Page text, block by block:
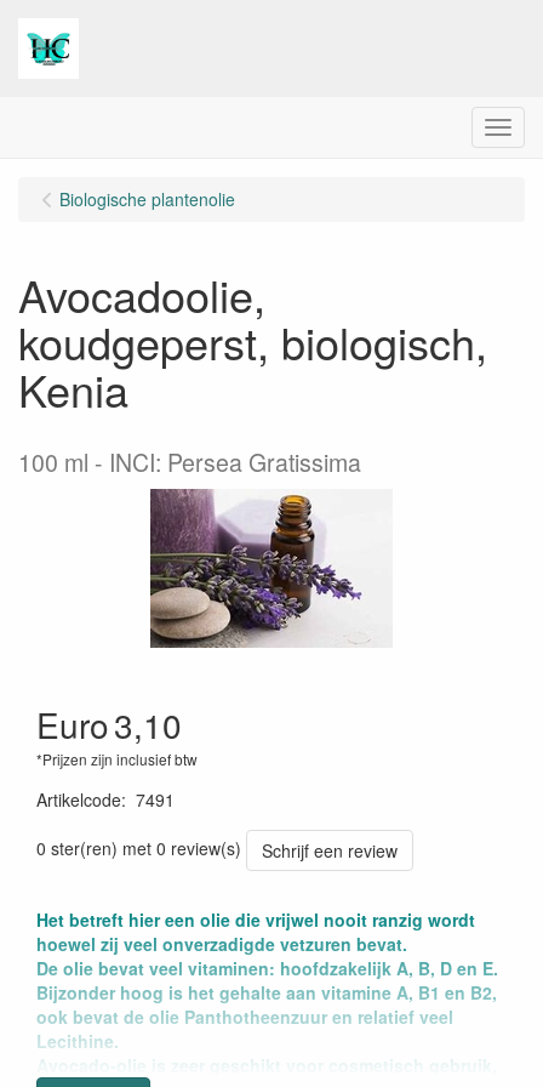
Menu
Biologische plantenolie
Avocadoolie,
koudgeperst, biologisch,
Kenia
100 ml INCI: Persea Gratissima
Euro3,10
*Prijzen zijn inclusief btw
Artikelcode: 7491
0 ster(ren) met 0 review(s)
Schrijf een review
Het betreft hier een olie die vrijwel nooit ranzig wordt
hoewel zij veel onverzadigde vetzuren bevat.
De olie bevat veel vitaminen: hoofdzakelijk A, B, D en E.
Bijzonder hoog is het gehalte aan vitamine A, B1 en B2,
ook bevat de olie Panthotheenzuur en relatief veel
Lecithine.
Avocado-olie is zeer geschikt voor cosmetisch gebruik,